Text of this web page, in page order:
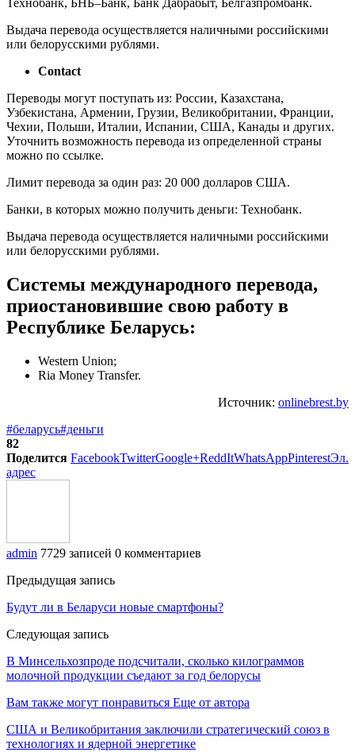
Технобанк, БНБ–Банк, Банк Дабрабыт, Белгазпромбанк.
Выдача перевода осуществляется наличными российскими
или белорусскими рублями.
Contact
Переводы могут поступать из: России, Казахстана,
Узбекистана, Армении, Грузии, Великобритании, Франции,
Чехии, Польши, Италии, Испании, США, Канады и других.
Уточнить возможность перевода из определенной страны
можно по ссылке.
Лимит перевода за один раз: 20 000 долларов США.
Банки, в которых можно получить деньги: Технобанк.
Выдача перевода осуществляется наличными российскими
или белорусскими рублями.
Системы международного перевода,
приостановившие свою работу в
Республике Беларусь:
Western Union;
Ria Money Transfer.
Источник: onlinebrest.by
#беларусь#деньги
82
Поделится FacebookTwitterGoogle+ReddItWhatsAppPinterestЭл.
адрес
admin 7729 записей 0 комментариев
Предыдущая запись
Будут ли в Беларуси новые смартфоны?
Следующая запись
В Минсельхозпроде подсчитали, сколько килограммов
молочной продукции съедают за год белорусы
Вам также могут понравиться Еще от автора
США и Великобритания заключили стратегический союз в
технологиях и ядерной энергетике